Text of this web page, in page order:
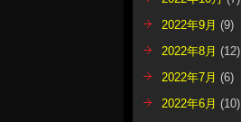
2022年9月 (9)
2022年8月 (12)
2022年7月 (6)
2022年6月 (10)